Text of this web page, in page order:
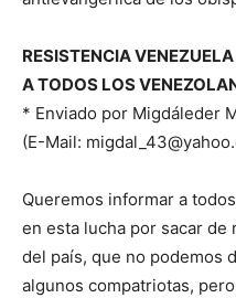
RESISTENCIA VENEZUELA
A TODOS LOS
* Enviado por Migdáleder
(E-Mail:
Queremos informar a
en esta lucha por sacar de
del país, que no podemos
algunos compatriotas,